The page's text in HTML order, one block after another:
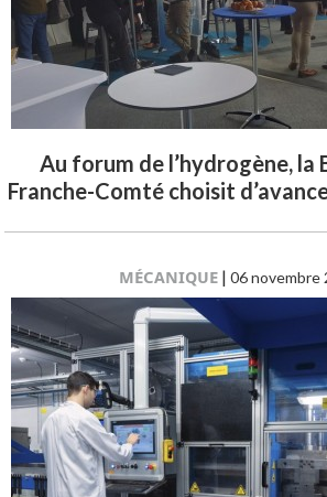
Au forum de l’hydrogène, la
Franche-Comté choisit
MÉCANIQUE |06 novembre